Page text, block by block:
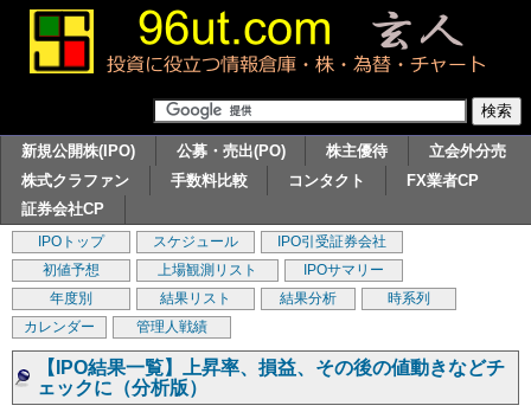
新規公開株(IPO) 公募・売出(PO) 株主優待
立会外分売
株式クラファン
手数料比較 コンタクト
FX業者CP
証券会社CP
IPOトップ スケジュール
IPO引受証券会社
初値予想
上場観測リスト
IPOサマリー
年度別
結果リスト 結果分析
時系列
カレンダー
管理人戦績
【IPO結果一覧】上昇率、損益、その後の値動きなどチ
ェックに（分析版）